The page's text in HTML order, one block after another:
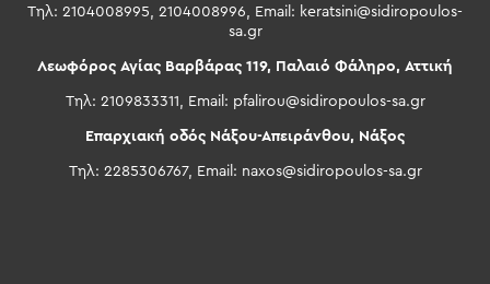
Τηλ: 2104008995, 2104008996, Email: keratsini@sidiropoulos-
sa.gr
Λεωφόρος Αγίας Βαρβάρας 119, Παλαιό Φάληρο, Αττική
Τηλ: 2109833311, Email: pfalirou@sidiropoulos-sa.gr
Επαρχιακή οδός Νάξου-Απειράνθου, Νάξος
Τηλ: 2285306767, Email: naxos@sidiropoulos-sa.gr